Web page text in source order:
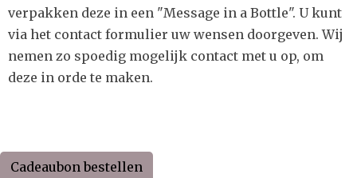
verpakken deze in een "Message in a Bottle". U kunt
via het contact formulier uw wensen doorgeven. Wij
nemen zo spoedig mogelijk contact met u op, om
deze in orde te maken.
Cadeaubon bestellen